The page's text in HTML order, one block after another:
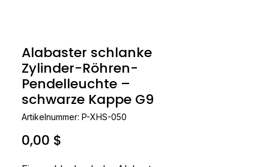
Alabaster schlanke
Zylinder-Röhren-
Pendelleuchte –
schwarze Kappe G9
Artikelnummer: P-XHS-050
0,00 $